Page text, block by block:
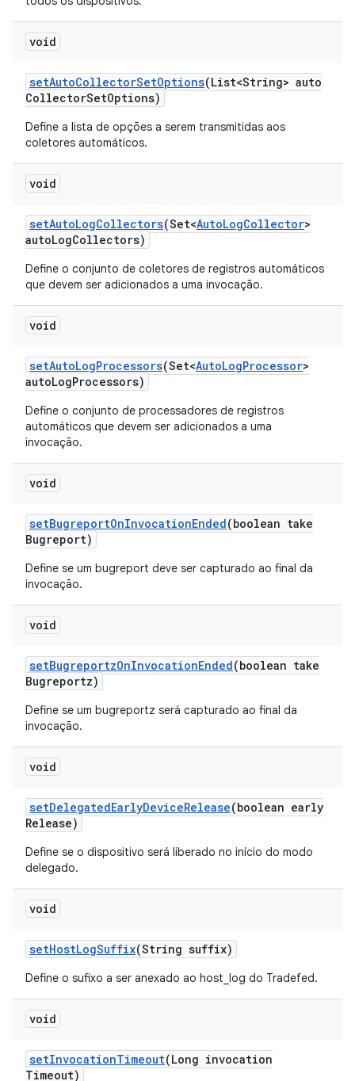
void
setAutoCollectorSetOptions(List<String> auto
CollectorSetOptions)
Define a lista de opções a serem transmitidas aos
coletores automáticos.
void
setAutoLogCollectors(Set<AutoLogCollector>
autoLogCollectors)
Define o conjunto de coletores de registros automáticos
que devem ser adicionados a uma invocação.
void
setAutoLogProcessors(Set<AutoLogProcessor>
autoLogProcessors)
Define o conjunto de processadores de registros
automáticos que devem ser adicionados a uma
invocação.
void
setBugreportOnInvocationEnded(boolean take
Bugreport)
Define se um bugreport deve ser capturado ao final da
invocação.
void
setBugreportzOnInvocationEnded(boolean take
Bugreportz)
Define se um bugreportz será capturado ao final da
invocação.
void
setDelegatedEarlyDeviceRelease(boolean early
Release)
Define se o dispositivo será liberado no início do modo
delegado.
void
setHostLogSuffix(String suffix)
Define o sufixo a ser anexado ao host_log do Tradefed.
void
setInvocationTimeout(Long invocation
Timeout)